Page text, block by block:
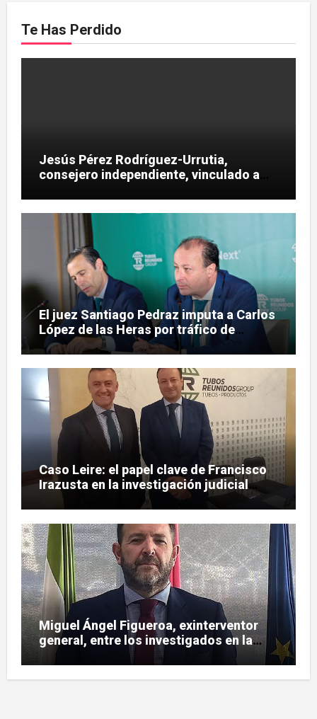
Te Has Perdido
Jesús Pérez Rodríguez-Urrutia,
consejero independiente, vinculado a
Reunidos
El juez Santiago Pedraz imputa a Carlos
López de las Heras por tráfico de
influencias en el caso Leire
Caso Leire: el papel clave de Francisco
Irazusta en la investigación judicial
sobre Tubos Reunidos
Miguel Ángel Figueroa, exinterventor
general, entre los investigados en la
pieza SEPI